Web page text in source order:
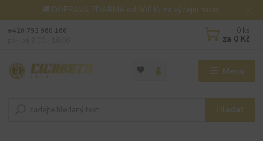
🚚 DOPRAVA ZDARMA od 800 Kč na výdejní místa!
Menu
Hledat
+420 793 960 166
0 ks
za 0 Kč